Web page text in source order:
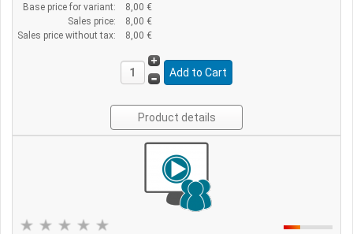
Base price for variant:
8,00 €
Sales price:
8,00 €
Sales price without tax:
8,00 €
Product details